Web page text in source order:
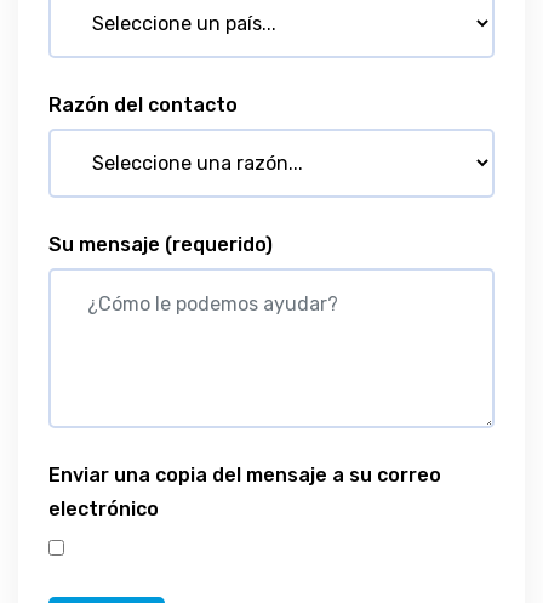
Razón del contacto
Su mensaje (requerido)
Enviar una copia del mensaje a su correo
electrónico